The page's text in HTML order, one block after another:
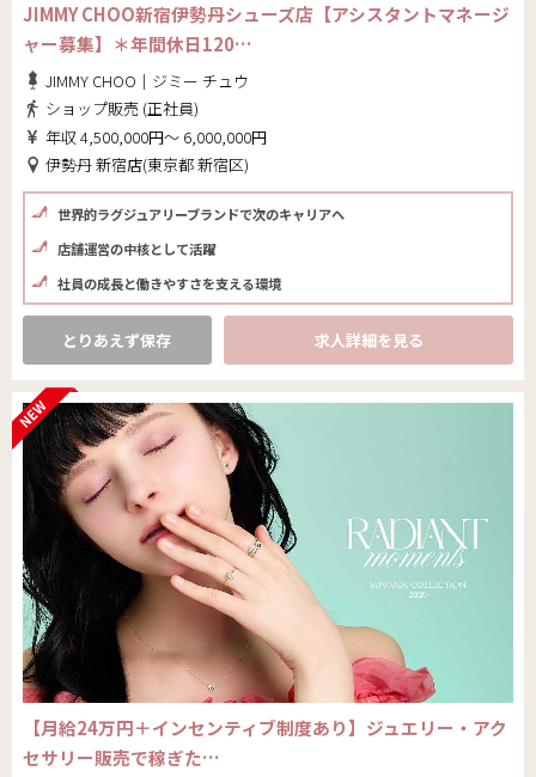
JIMMY CHOO新宿伊勢丹シューズ店【アシスタントマネージ
ャー募集】＊年間休日120…
JIMMY CHOO｜ジミー チュウ
ショップ販売 (正社員)
年収 4,500,000円～ 6,000,000円
伊勢丹 新宿店(東京都 新宿区)
世界的ラグジュアリーブランドで次のキャリアへ
店舗運営の中核として活躍
社員の成長と働きやすさを支える環境
とりあえず保存 求人詳細を見る
【月給24万円＋インセンティブ制度あり】ジュエリー・アク
セサリー販売で稼ぎた…